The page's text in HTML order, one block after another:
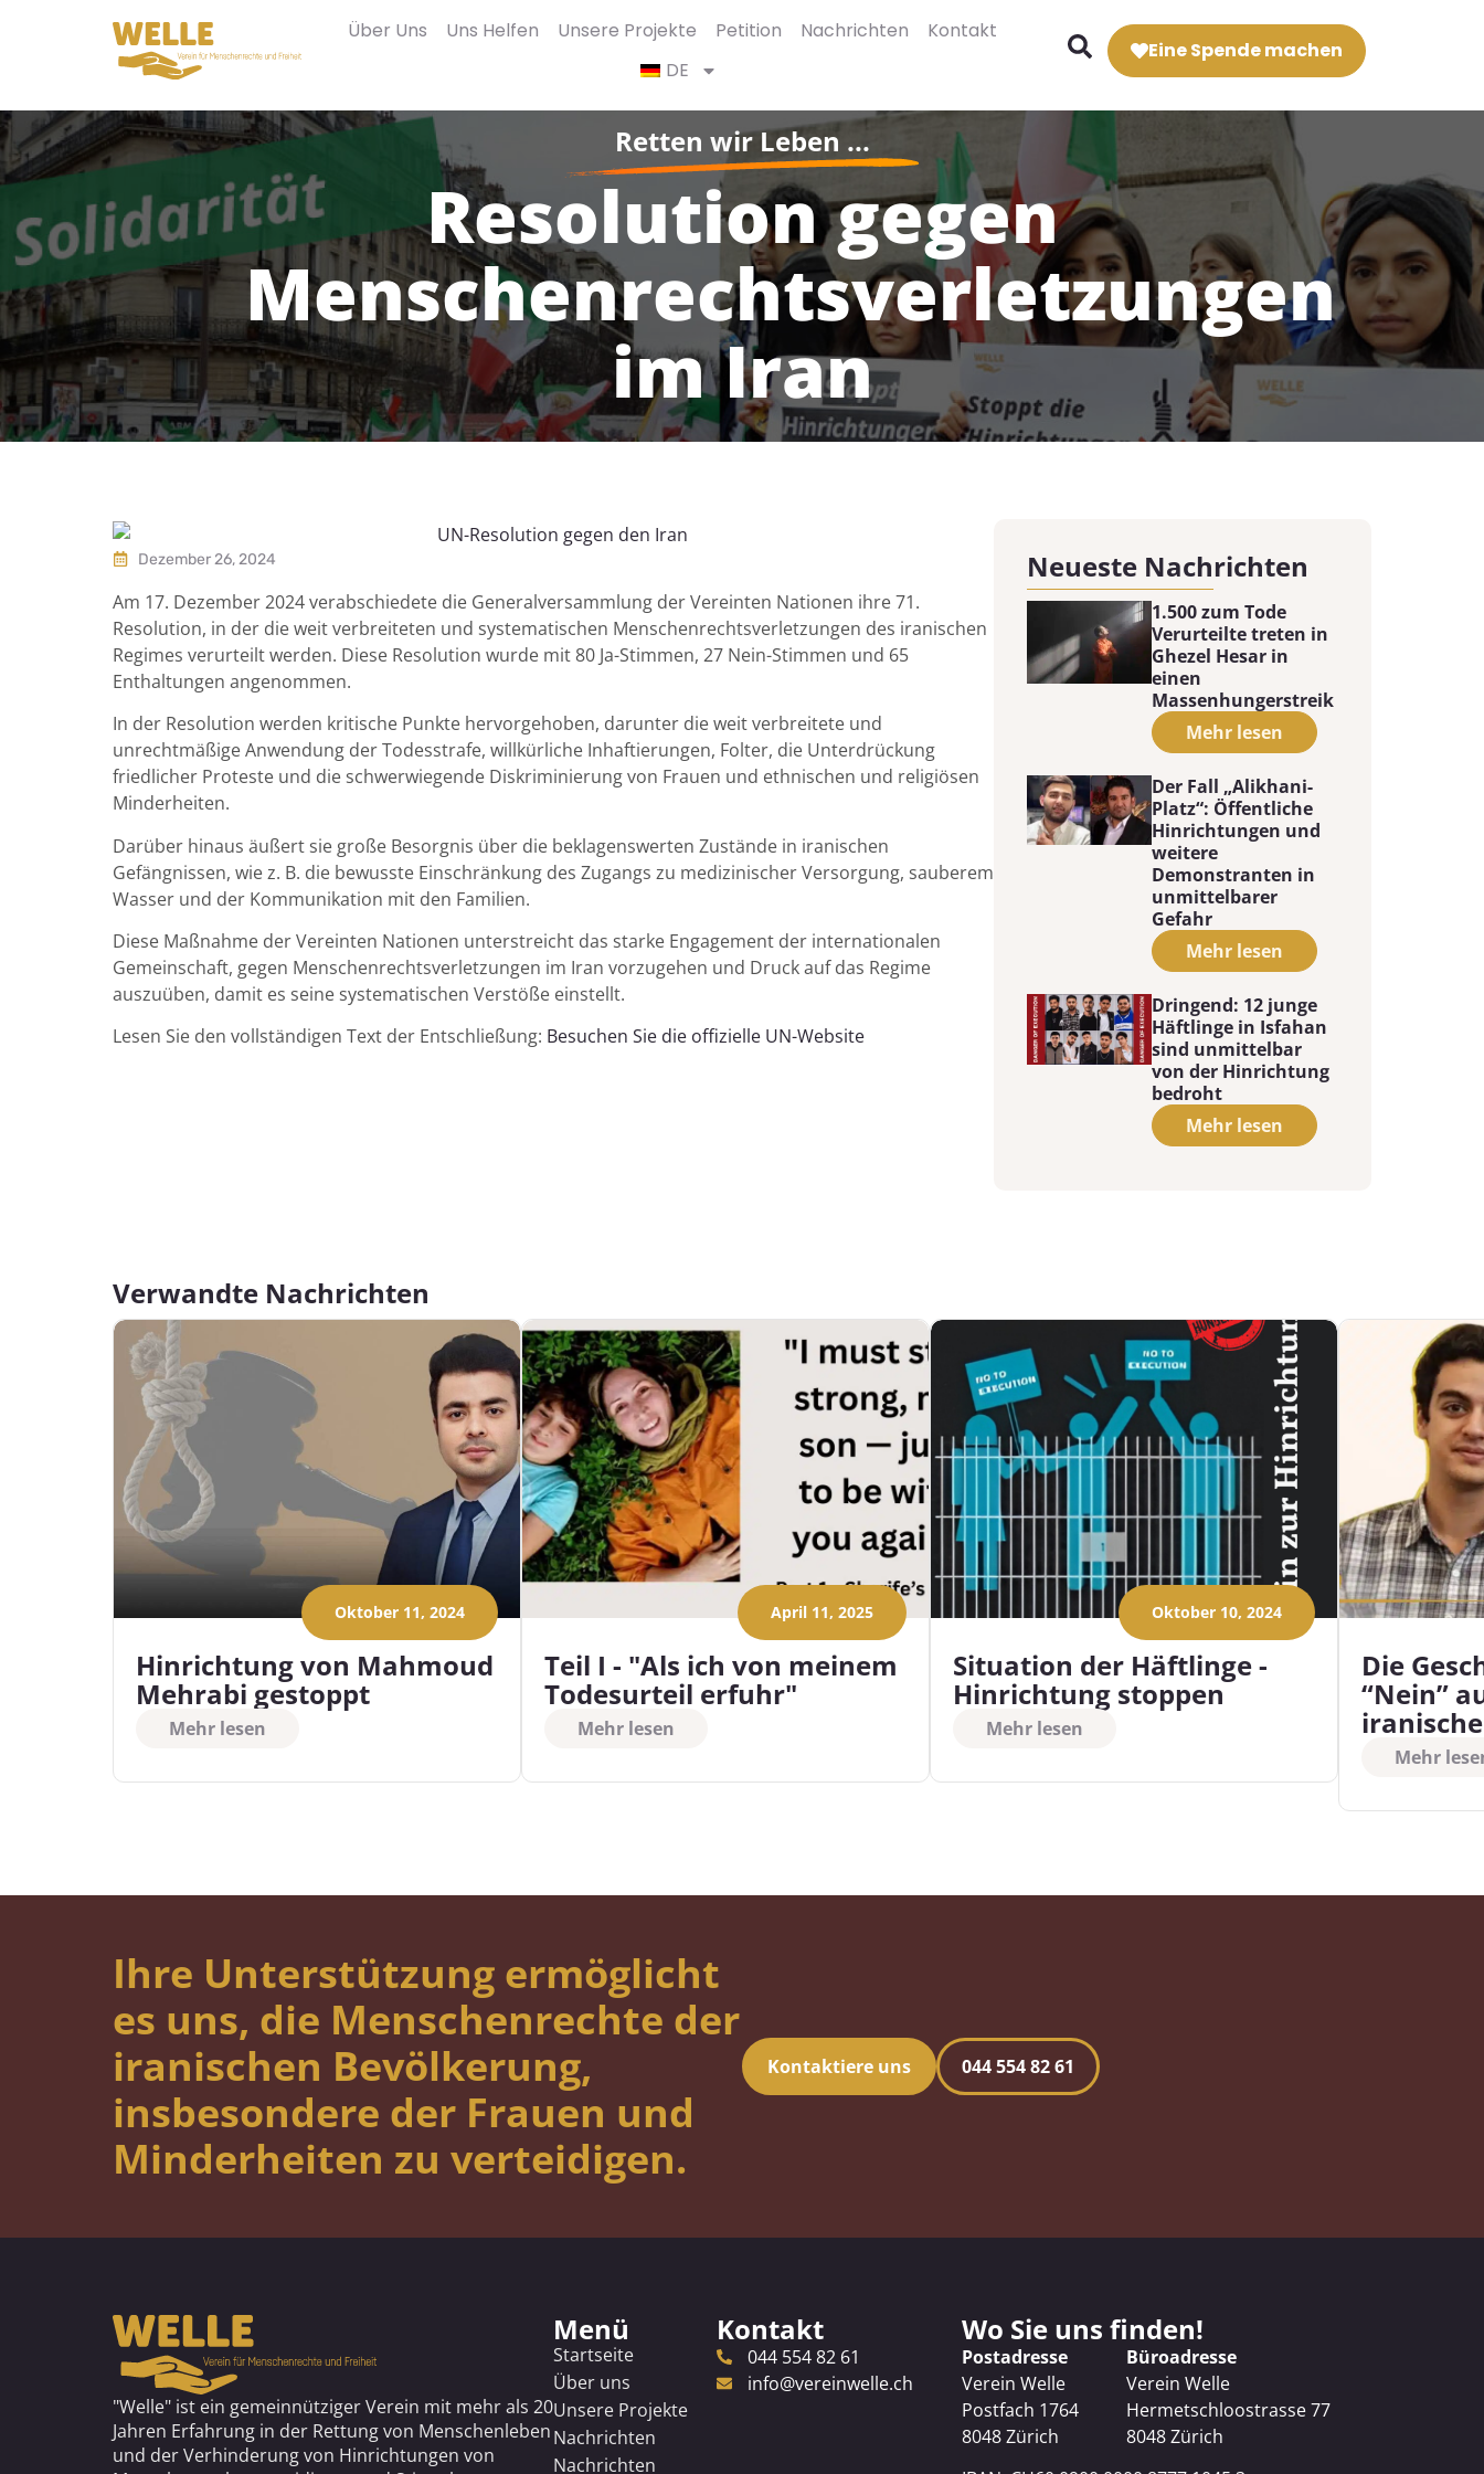
Über Uns Uns Helfen Unsere Projekte Petition Nachrichten
Kontakt
DE
Eine Spende machen
Retten wir Leben ...
Resolution gegen
Menschenrechtsverletzungen
im Iran
Dezember 26, 2024
Am 17. Dezember 2024 verabschiedete die Generalversammlung der Vereinten Nationen ihre 71.
Resolution, in der die weit verbreiteten und systematischen Menschenrechtsverletzungen des iranischen
Regimes verurteilt werden. Diese Resolution wurde mit 80 Ja-Stimmen, 27 Nein-Stimmen und 65
Enthaltungen angenommen.
In der Resolution werden kritische Punkte hervorgehoben, darunter die weit verbreitete und
unrechtmäßige Anwendung der Todesstrafe, willkürliche Inhaftierungen, Folter, die Unterdrückung
friedlicher Proteste und die schwerwiegende Diskriminierung von Frauen und ethnischen und religiösen
Minderheiten.
Darüber hinaus äußert sie große Besorgnis über die beklagenswerten Zustände in iranischen
Gefängnissen, wie z. B. die bewusste Einschränkung des Zugangs zu medizinischer Versorgung, sauberem
Wasser und der Kommunikation mit den Familien.
Diese Maßnahme der Vereinten Nationen unterstreicht das starke Engagement der internationalen
Gemeinschaft, gegen Menschenrechtsverletzungen im Iran vorzugehen und Druck auf das Regime
auszuüben, damit es seine systematischen Verstöße einstellt.
Lesen Sie den vollständigen Text der Entschließung: Besuchen Sie die offizielle UN-Website
Neueste Nachrichten
1.500 zum Tode
Verurteilte treten in
Ghezel Hesar in
einen
Massenhungerstreik
Mehr lesen
Der Fall „Alikhani-
Platz“: Öffentliche
Hinrichtungen und
weitere
Demonstranten in
unmittelbarer
Gefahr
Mehr lesen
Dringend: 12 junge
Häftlinge in Isfahan
sind unmittelbar
von der Hinrichtung
bedroht
Mehr lesen
Verwandte Nachrichten
Oktober 11, 2024
Hinrichtung von Mahmoud
Mehrabi gestoppt
Mehr lesen
April 11, 2025
Teil I - "Als ich von meinem
Todesurteil erfuhr"
Mehr lesen
Oktober 10, 2024
Situation der Häftlinge -
Hinrichtung stoppen
Mehr lesen
Die
“Nein”
Mehr
Ihre Unterstützung ermöglicht
es uns, die Menschenrechte der
iranischen Bevölkerung,
insbesondere der Frauen und
Minderheiten zu verteidigen.
Kontaktiere uns 044 554 82 61
"Welle" ist ein gemeinnütziger Verein mit mehr als 20
Jahren Erfahrung in der Rettung von Menschenleben
und der Verhinderung von Hinrichtungen von
Menü
Startseite
Über uns
Unsere Projekte
Nachrichten
Nachrichten
Kontakt
044 554 82 61
info@vereinwelle.ch
Wo Sie uns finden!
Postadresse
Verein Welle
Postfach 1764
8048 Zürich
Büroadresse
Verein Welle
Hermetschloostrasse 77
8048 Zürich